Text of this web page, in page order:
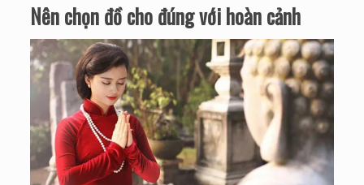
Nên chọn đồ cho đúng với hoàn cảnh